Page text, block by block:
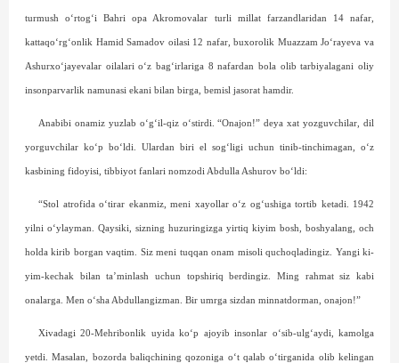
turmush o‘rtog‘i Bahri opa Akromovalar turli millat farzandlaridan 14 nafar,
kattaqo‘rg‘onlik Hamid Samadov oilasi 12 nafar, buxorolik Muazzam Jo‘rayeva va
Ashurxo‘jayevalar oilalari o‘z bag‘irlariga 8 nafardan bola olib tarbiyalagani oliy
insonparvarlik namunasi ekani bilan birga, bemisl jasorat hamdir.
Anabibi onamiz yuzlab o‘g‘il-qiz o‘stirdi. “Onajon!” deya xat yozguvchilar, dil
yorguvchilar ko‘p bo‘ldi. Ulardan biri el sog‘ligi uchun tinib-tinchimagan, o‘z
kasbining fidoyisi, tibbiyot fanlari nomzodi Abdulla Ashurov bo‘ldi:
“Stol atrofida o‘tirar ekanmiz, meni xayollar o‘z og‘ushiga tortib ketadi. 1942
yilni o‘ylayman. Qaysiki, sizning huzuringizga yirtiq kiyim bosh, boshyalang, och
holda kirib borgan vaqtim. Siz meni tuqqan onam misoli quchoqladingiz. Yangi ki­
yim-kechak bilan ta’minlash uchun topshiriq berdingiz. Ming rahmat siz kabi
onalarga. Men o‘sha Abdullangizman. Bir umrga sizdan minnatdorman, onajon!”
Xivadagi 20-Mehribonlik uyida ko‘p ajoyib insonlar o‘sib-ulg‘aydi, kamolga
yetdi. Masalan, bozorda baliqchining qozoniga o‘t qalab o‘tirganida olib kelingan